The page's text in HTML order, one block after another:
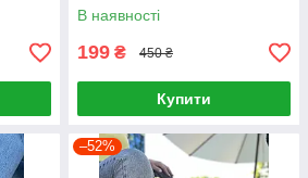
В наявності
199 ₴ 450 ₴
Купити
–52%